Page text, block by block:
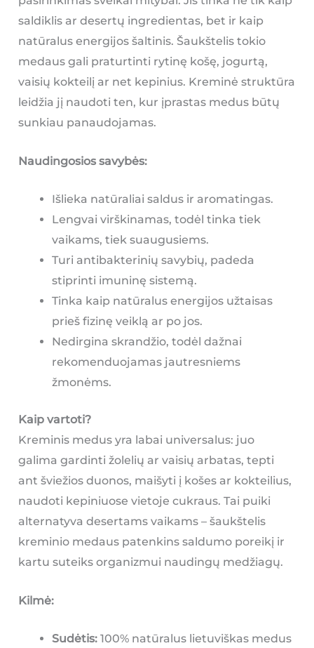
saldiklis ar desertų ingredientas, bet ir kaip
natūralus energijos šaltinis. Šaukštelis tokio
medaus gali praturtinti rytinę košę, jogurtą,
vaisių kokteilį ar net kepinius. Kreminė struktūra
leidžia jį naudoti ten, kur įprastas medus būtų
sunkiau panaudojamas.
Naudingosios savybės:
Išlieka natūraliai saldus ir aromatingas.
Lengvai virškinamas, todėl tinka tiek
vaikams, tiek suaugusiems.
Turi antibakterinių savybių, padeda
stiprinti imuninę sistemą.
Tinka kaip natūralus energijos užtaisas
prieš fizinę veiklą ar po jos.
Nedirgina skrandžio, todėl dažnai
rekomenduojamas jautresniems
žmonėms.
Kaip vartoti?
Kreminis medus yra labai universalus: juo
galima gardinti žolelių ar vaisių arbatas, tepti
ant šviežios duonos, maišyti į košes ar kokteilius,
naudoti kepiniuose vietoje cukraus. Tai puiki
alternatyva desertams vaikams – šaukštelis
kreminio medaus patenkins saldumo poreikį ir
kartu suteiks organizmui naudingų medžiagų.
Kilmė:
Sudėtis:100% natūralus lietuviškas medus